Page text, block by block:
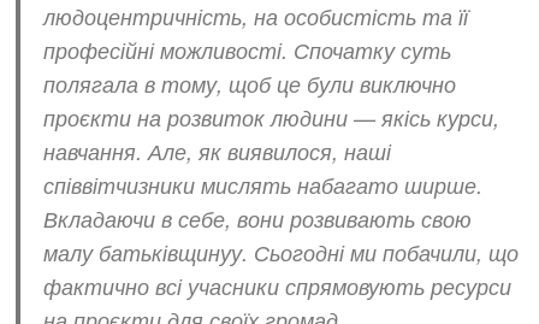
людоцентричність, на особистість та її
професійні можливості. Спочатку суть
полягала в тому, щоб це були виключно
проєкти на розвиток людини — якісь курси,
навчання. Але, як виявилося, наші
співвітчизники мислять набагато ширше.
Вкладаючи в себе, вони розвивають свою
малу батьківщинуу. Сьогодні ми побачили, що
фактично всі учасники спрямовують ресурси